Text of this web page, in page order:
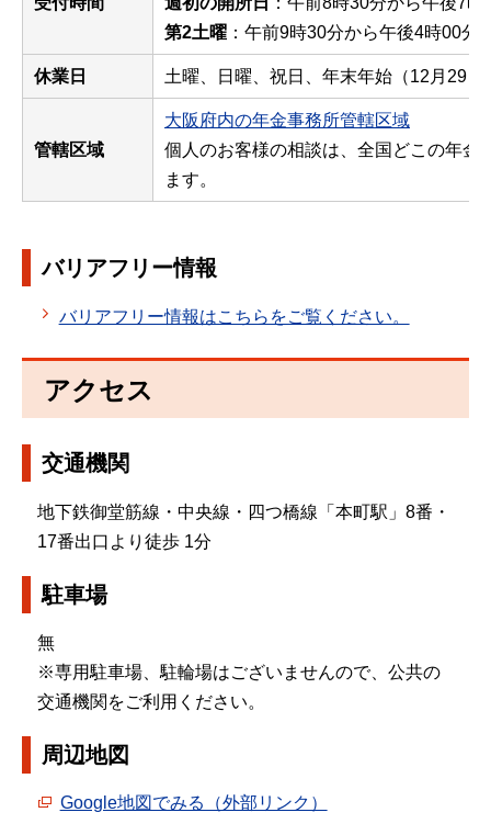
第2土曜 ：午前9時30分から午後4時00分
休業日 土曜、日曜、祝日、年末年始（12月29日
管轄区域
大阪府内の年金事務所管轄区域
個人のお客様の相談は、全国どこの年金
ます。
バリアフリー情報
バリアフリー情報はこちらをご覧ください。
アクセス
交通機関
地下鉄御堂筋線・中央線・四つ橋線「本町駅」8番・
17番出口より徒歩 1分
駐車場
無
※専用駐車場、駐輪場はございませんので、公共の
交通機関をご利用ください。
周辺地図
Google地図でみる（外部リンク）